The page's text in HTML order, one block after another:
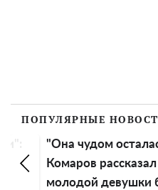
ПОПУЛЯРНЫЕ
"Она чудом
Комаров
молодой девушки